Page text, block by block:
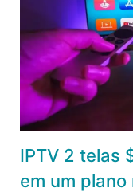
IPTV 2 telas
em um